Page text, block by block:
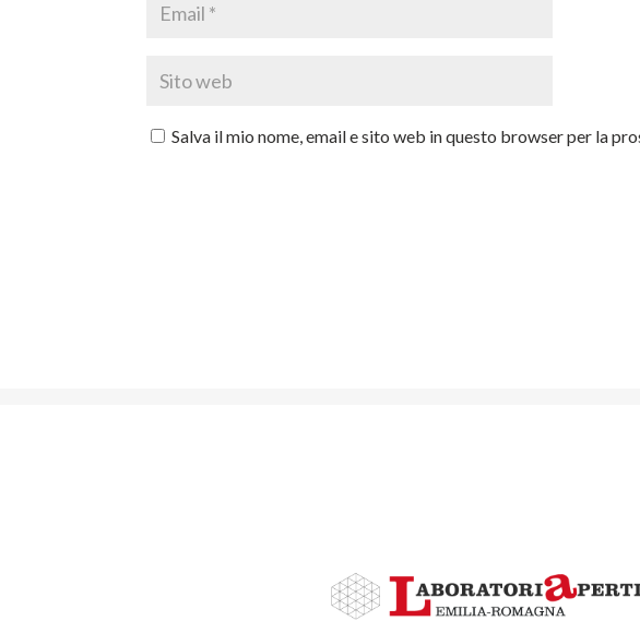
Salva il mio nome, email e sito web in questo browser per la